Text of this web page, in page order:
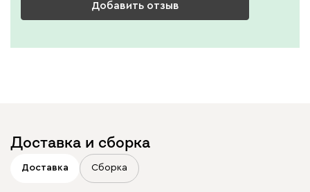
Добавить отзыв
Доставка и сборка
Доставка Сборка